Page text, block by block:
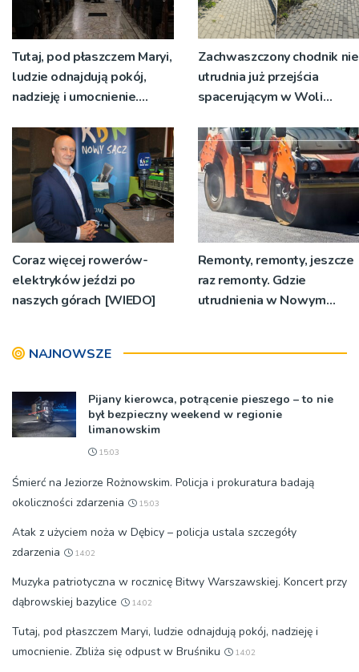
Tutaj, pod płaszczem Maryi,
ludzie odnajdują pokój,
nadzieję i umocnienie.
Bruśniku
Zachwaszczony chodnik nie
utrudnia już przejścia
spacerującym w Woli
RDN
Coraz więcej rowerów-
elektryków jeździ po
naszych górach [WIEDO]
Remonty, remonty, jeszcze
raz remonty. Gdzie
utrudnienia w Nowym
NAJNOWSZE
Pijany kierowca, potrącenie pieszego – to nie
był bezpieczny weekend w regionie
limanowskim
15:03
Śmierć na Jeziorze Rożnowskim. Policja i prokuratura badają
okoliczności zdarzenia
15:03
Atak z użyciem noża w Dębicy – policja ustala szczegóły
zdarzenia
14:02
Muzyka patriotyczna w rocznicę Bitwy Warszawskiej. Koncert przy
dąbrowskiej bazylice
14:02
Tutaj, pod płaszczem Maryi, ludzie odnajdują pokój, nadzieję i
umocnienie. Zbliża się odpust w Bruśniku
14:02